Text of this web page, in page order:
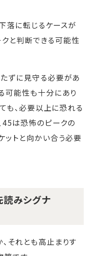
落に転じるケースが
と判断できる可能性
ずに見守る必要があ
可能性も十分にあり
も、必要以上に恐れる
45は恐怖のピークの
ットと向かい合う必要
みシグナ
それとも高止まりす